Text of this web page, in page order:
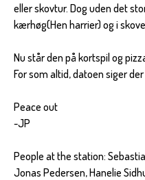
eller skovtur. Dog uden det
kærhøg(Hen harrier) og i
Nu står den på kortspil og
For som altid, datoen siger
Peace out
-JP
People at the station:
Jonas Pedersen, Hanelie